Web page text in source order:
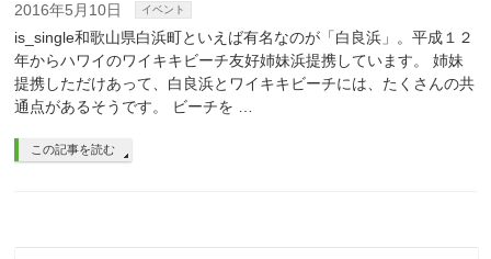
2016年5月10日 イベント
is_single和歌山県白浜町といえば有名なのが「白良浜」。平成１２
年からハワイのワイキキビーチ友好姉妹浜提携しています。 姉妹
提携しただけあって、白良浜とワイキキビーチには、たくさんの共
通点があるそうです。 ビーチを …
この記事を読む